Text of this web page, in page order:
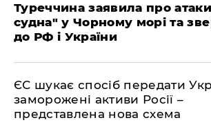
Туреччина заявила про
судна" у Чорному морі та
до РФ і України
ЄС шукає спосіб передати
заморожені активи Росії –
представлена ​​нова схема